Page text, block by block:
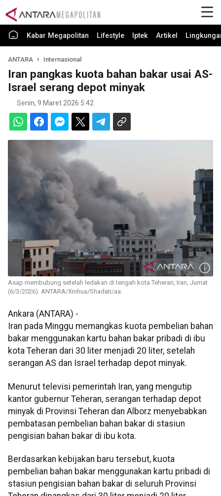
Kabar Megapolitan Lifestyle Iptek Artikel
ANTARA Internasional
Iran pangkas kuota bahan bakar usai AS-
Israel serang depot minyak
Senin, 9 Maret 2026 5:42
Asap membubung setelah ledakan di tengah kota Teheran, Iran, Jumat
(6/3/2026). ANTARA/Xinhua/Shadati/aa.
Ankara (ANTARA) -
Iran pada Minggu memangkas kuota pembelian bahan
bakar menggunakan kartu bahan bakar pribadi di ibu
kota Teheran dari 30 liter menjadi 20 liter, setelah
serangan AS dan Israel terhadap depot minyak.
Menurut televisi pemerintah Iran, yang mengutip
kantor gubernur Teheran, serangan terhadap depot
minyak di Provinsi Teheran dan Alborz menyebabkan
pembatasan pembelian bahan bakar di stasiun
pengisian bahan bakar di ibu kota.
Berdasarkan kebijakan baru tersebut, kuota
pembelian bahan bakar menggunakan kartu pribadi di
stasiun pengisian bahan bakar di seluruh Provinsi